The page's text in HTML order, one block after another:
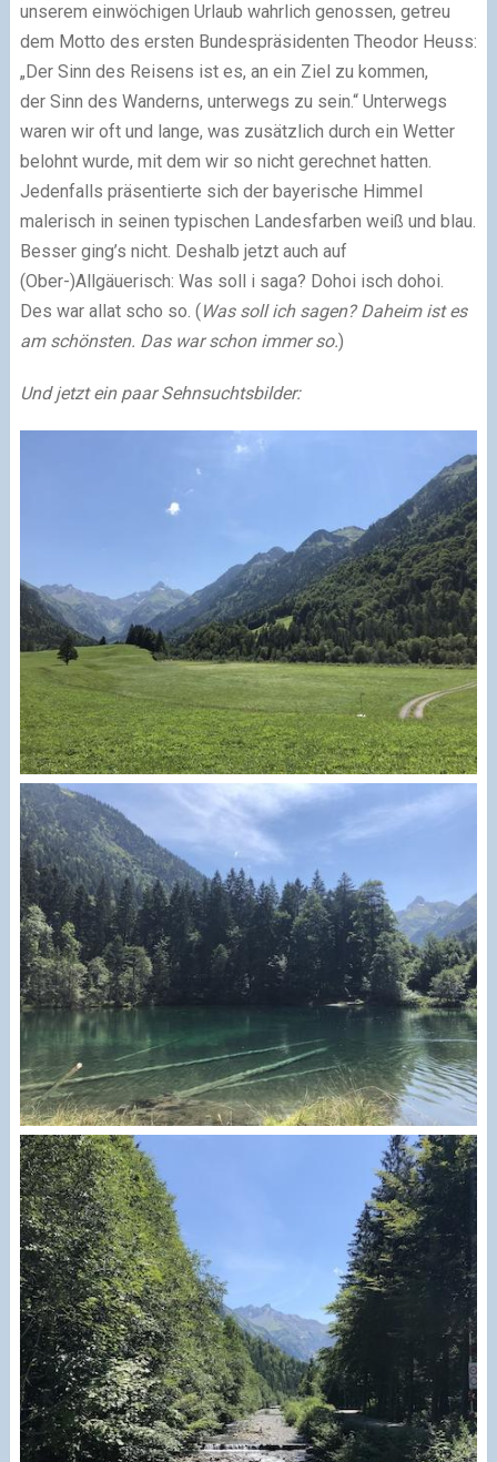
unserem einwöchigen Urlaub wahrlich genossen, getreu
dem Motto des ersten Bundespräsidenten Theodor Heuss:
„Der Sinn des Reisens ist es, an ein Ziel zu kommen,
der Sinn des Wanderns, unterwegs zu sein.“ Unterwegs
waren wir oft und lange, was zusätzlich durch ein Wetter
belohnt wurde, mit dem wir so nicht gerechnet hatten.
Jedenfalls präsentierte sich der bayerische Himmel
malerisch in seinen typischen Landesfarben weiß und blau.
Besser ging’s nicht. Deshalb jetzt auch auf
(Ober-)Allgäuerisch: Was soll i saga? Dohoi isch dohoi.
Des war allat scho so. (Was soll ich sagen? Daheim ist es
am schönsten. Das war schon immer so.)
Und jetzt ein paar Sehnsuchtsbilder: